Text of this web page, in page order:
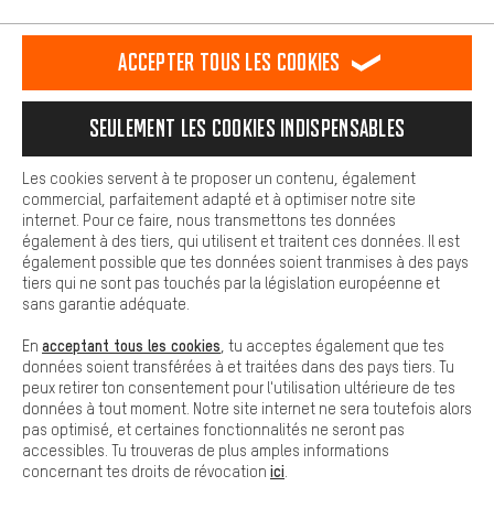
Laisse-toi conseiller
Rappel Programmé
Formulaire de contact
Notre politique en matière de protection de la vie privée
Langue"
français
FR english
EN Deutsch
DE
est plus confortable. Avec les cookies de confort, nous
Nous pouvons ainsi mettre à ta disposition d'autres contenus et
informations utiles. De plus, tu as la possibilité d'utiliser des
facilement les bons produits. Par exemple, nous proposons une
facilement aux questions.
Cookies de base
Les cookies de base garantissent que tu puisses utiliser les
fonctions de notre site web.
Accepter tous les cookies
Seulement les cookies indispensables
Les cookies servent à te proposer un contenu, également
commercial, parfaitement adapté et à optimiser notre site
internet. Pour ce faire, nous transmettons tes données
également à des tiers, qui utilisent et traitent ces données. Il est
également possible que tes données soient tranmises à des pays
tiers qui ne sont pas touchés par la législation européenne et
sans garantie adéquate.
En acceptant tous les cookies , tu acceptes également que tes
données soient transférées à et traitées dans des pays tiers. Tu
peux retirer ton consentement pour l'utilisation ultérieure de tes
données à tout moment. Notre site internet ne sera toutefois alors
pas optimisé, et certaines fonctionnalités ne seront pas
accessibles. Tu trouveras de plus amples informations
concernant tes droits de révocation ici